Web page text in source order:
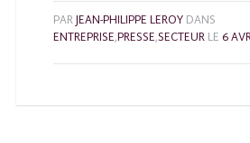
PARJEAN-PHILIPPE LEROYDANS
ENTREPRISE,PRESSE,SECTEURLE6